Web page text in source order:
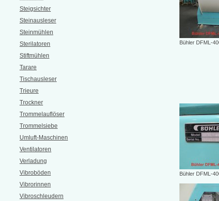
Steigsichter
Steinausleser
Steinmühlen
Sterilatoren
Stiftmühlen
Tarare
Tischausleser
Trieure
Trockner
Trommelauflöser
Trommelsiebe
Umluft-Maschinen
Ventilatoren
Verladung
Vibroböden
Vibrorinnen
Vibroschleudern
Bühler DFML-
Bühler DFML-